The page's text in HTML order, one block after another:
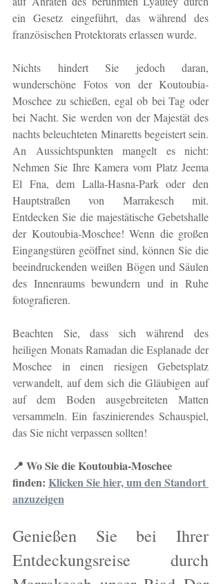
ein Gesetz eingeführt, das während des
französischen Protektorats erlassen wurde.
Nichts hindert Sie jedoch daran,
wunderschöne Fotos von der Koutoubia-
Moschee zu schießen, egal ob bei Tag oder
bei Nacht. Sie werden von der Majestät des
nachts beleuchteten Minaretts begeistert sein.
An Aussichtspunkten mangelt es nicht:
Nehmen Sie Ihre Kamera vom Platz Jeema
El Fna, dem Lalla-Hasna-Park oder den
Hauptstraßen von Marrakesch mit.
Entdecken Sie die majestätische Gebetshalle
der Koutoubia-Moschee! Wenn die großen
Eingangstüren geöffnet sind, können Sie die
beeindruckenden weißen Bögen und Säulen
des Innenraums bewundern und in Ruhe
fotografieren.
Beachten Sie, dass sich während des
heiligen Monats Ramadan die Esplanade der
Moschee in einen riesigen Gebetsplatz
verwandelt, auf dem sich die Gläubigen auf
auf dem Boden ausgebreiteten Matten
versammeln. Ein faszinierendes Schauspiel,
das Sie nicht verpassen sollten!
📍 Wo Sie die Koutoubia-Moschee
finden: Klicken Sie hier, um den Standort
anzuzeigen
Genießen Sie bei Ihrer
Entdeckungsreise durch